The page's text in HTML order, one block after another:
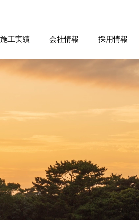
施工実績 会社情報 採用情報